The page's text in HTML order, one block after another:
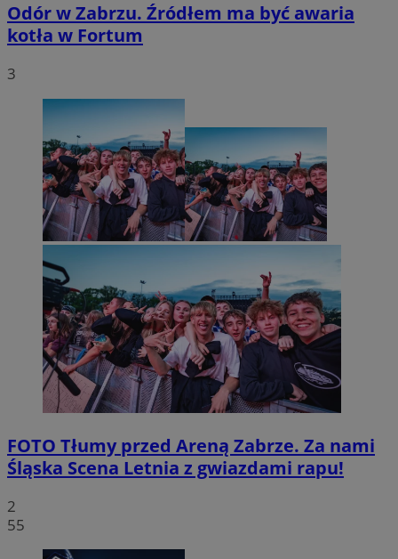
Odór w Zabrzu. Źródłem ma być awaria
kotła w Fortum
3
FOTO Tłumy przed Areną Zabrze. Za nami
Śląska Scena Letnia z gwiazdami rapu!
2
55